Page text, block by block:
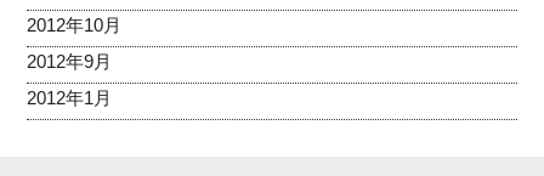
2012年10月
2012年9月
2012年1月